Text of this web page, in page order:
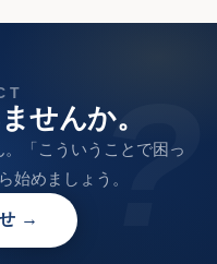
?
せんか。
「こういうことで困っ
始めましょう。
→